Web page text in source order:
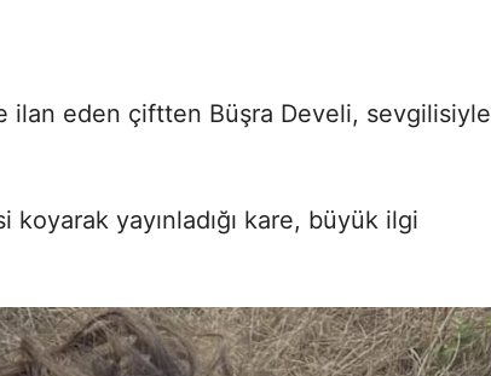
ilan eden çiftten Büşra Develi, sevgilisiyle
yayınladığı kare, büyük ilgi